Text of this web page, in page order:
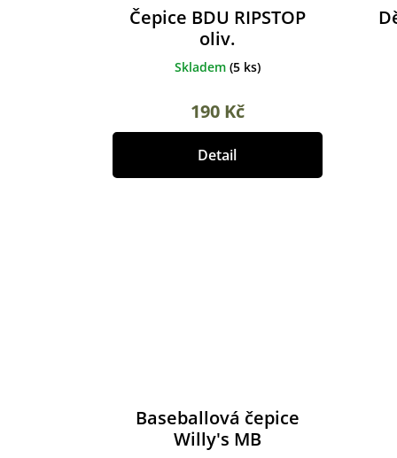
Čepice BDU RIPSTOP
oliv.
Skladem (5 ks)
190 Kč
Detail
Baseballová čepice
Willy's MB